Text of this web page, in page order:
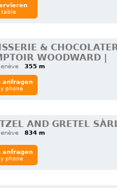
table
&
WOODWARD |
355 m
anfragen
phone
AND GRETEL
834 m
anfragen
phone